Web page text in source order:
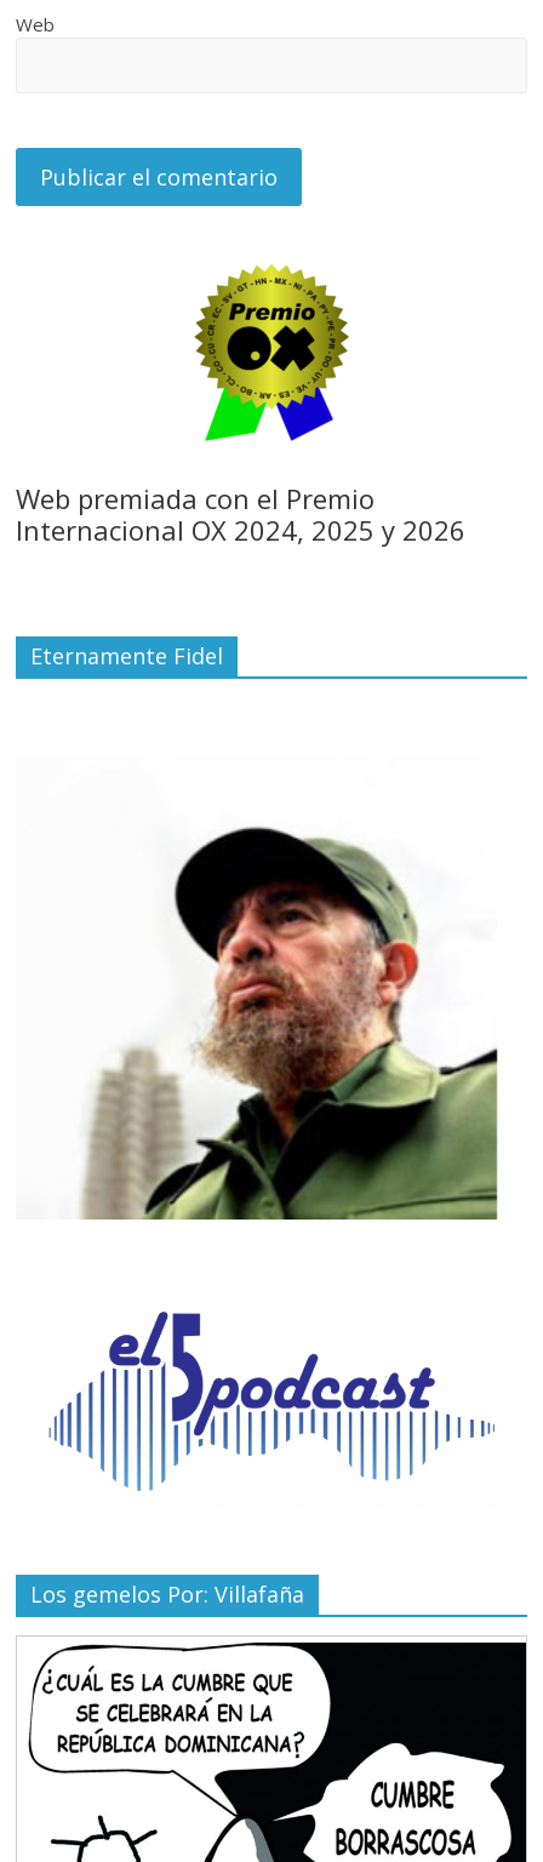
Web
Web premiada con el Premio
Internacional OX 2024, 2025 y 2026
Eternamente Fidel
Los gemelos Por: Villafaña